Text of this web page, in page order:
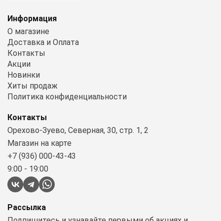
Контакты
Орехово-Зуево, Северная, 30, стр. 1, 2
Магазин на карте
+7 (936) 000-43-43
9:00 - 19:00
Информация
О магазине
Доставка и Оплата
Контакты
Акции
Новинки
Хиты продаж
Политика конфиденциальности
Рассылка